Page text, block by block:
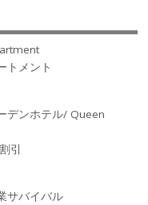
トメント
デンホテル/ Queen
引
サバイバル